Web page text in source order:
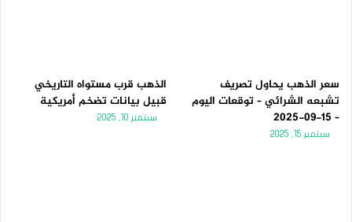
سعر الذهب يحاول تصريف
تشبعه الشرائي – توقعات اليوم
– 15-09-2025
سبتمبر 15, 2025
الذهب قرب مستواه التاريخي
قبيل بيانات تضخم أمريكية
سبتمبر 10, 2025